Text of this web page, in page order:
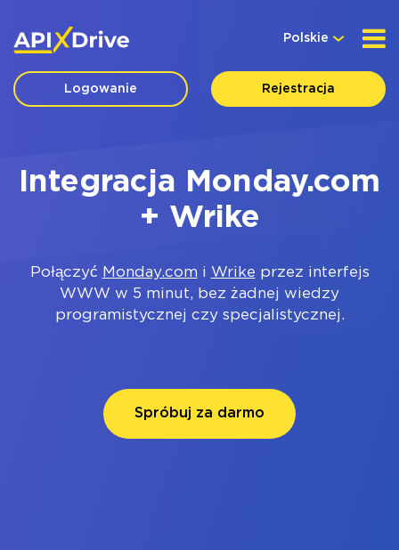
Polskie
Logowanie Rejestracja
Integracja Monday.com
+ Wrike
Połączyć Monday.com i Wrike przez interfejs
WWW w 5 minut, bez żadnej wiedzy
programistycznej czy specjalistycznej.
Spróbuj za darmo